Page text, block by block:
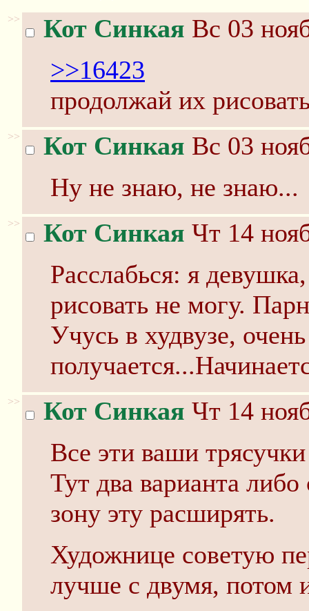
>> Кот Синкая Вс 03
>>16423
продолжай их
>> Кот Синкая Вс 03
Ну не знаю, не знаю...
>> Кот Синкая Чт 14
Расслабься: я
рисовать не могу.
Учусь в худвузе,
>> Кот Синкая Чт 14
Все эти ваши
Тут два варианта
зону эту расширять.
Художнице советую
лучше с двумя, потом